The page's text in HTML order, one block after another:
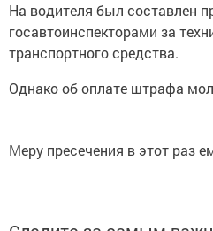
На водителя был составлен
госавтоинспекторами за
транспортного средства.
Однако об оплате штрафа
Меру пресечения в этот раз